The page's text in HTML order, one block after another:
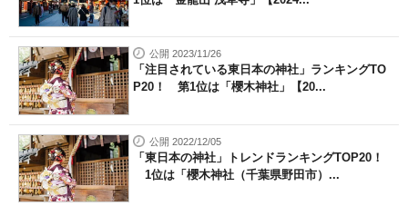
公開 2023/11/26
「注目されている東日本の神社」ランキングTO
P20！ 第1位は「櫻木神社」【20...
公開 2022/12/05
「東日本の神社」トレンドランキングTOP20！
1位は「櫻木神社（千葉県野田市）...